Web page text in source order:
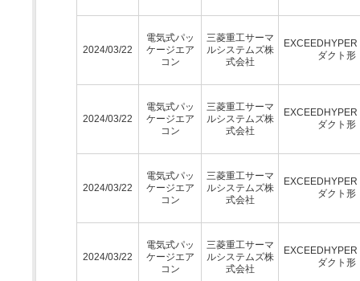
2024/03/22
電気式パッ
ケージエア
コン
三菱重工サーマ
ルシステムズ株
式会社
EXCEEDHYPER
ダクト形
2024/03/22
電気式パッ
ケージエア
コン
三菱重工サーマ
ルシステムズ株
式会社
EXCEEDHYPER
ダクト形
2024/03/22
電気式パッ
ケージエア
コン
三菱重工サーマ
ルシステムズ株
式会社
EXCEEDHYPER
ダクト形
2024/03/22
電気式パッ
ケージエア
コン
三菱重工サーマ
ルシステムズ株
式会社
EXCEEDHYPER
ダクト形